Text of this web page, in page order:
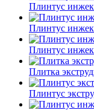
Плинтус
Плинтус
Плинтус
Плитка
Плинтус